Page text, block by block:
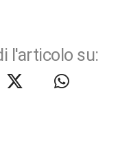
l'articolo su: